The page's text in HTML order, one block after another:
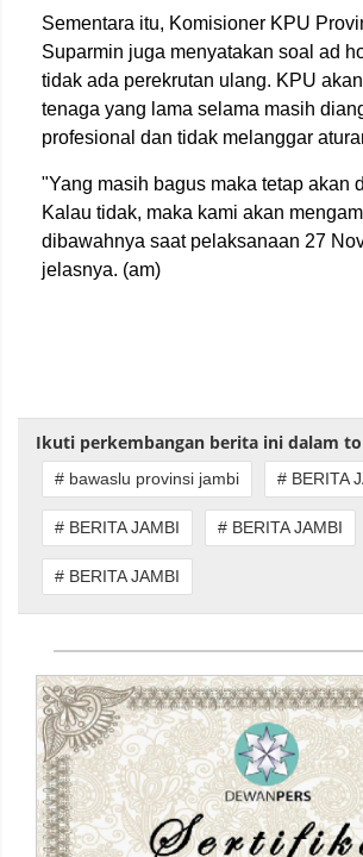
Sementara itu, Komisioner KPU
Suparmin juga menyatakan soal ad
tidak ada perekrutan ulang. KPU
tenaga yang lama selama masih
profesional dan tidak melanggar
"Yang masih bagus maka tetap akan
Kalau tidak, maka kami akan
dibawahnya saat pelaksanaan 27
jelasnya. (am)
Ikuti perkembangan berita ini dalam
# bawaslu provinsi jambi # BERITA
# BERITA JAMBI # BERITA JAMBI
# BERITA JAMBI